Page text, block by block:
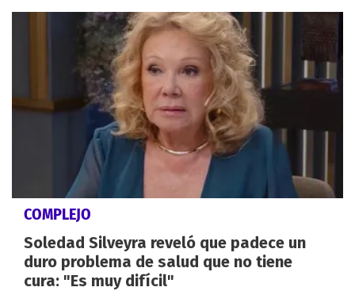
COMPLEJO
Soledad Silveyra reveló que padece un
duro problema de salud que no tiene
cura: "Es muy difícil"